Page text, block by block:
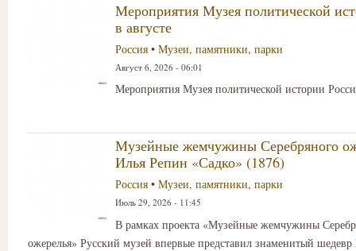
Мероприятия Музея политической
в августе
Россия • Музеи, памятники, парки
Август 6, 2026 - 06:01
Мероприятия Музея политической истории
Музейные жемчужины Серебряного
Илья Репин «Садко» (1876)
Россия • Музеи, памятники, парки
Июль 29, 2026 - 11:45
В рамках проекта «Музейные жемчужины
ожерелья» Русский музей впервые представил знаменитый